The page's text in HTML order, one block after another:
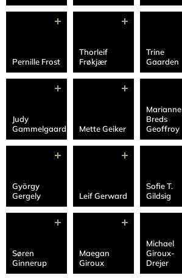
Pernille Frost
Thorleif
Frøkjær
Trine
Gaarden
Judy
Gammelgaard
Mette Geiker
Marianne
Breds
Geoffroy
György
Gergely
Leif Gerward
Sofie T.
Gildsig
Søren
Ginnerup
Maegan
Giroux
Michael
Giroux-
Drejer